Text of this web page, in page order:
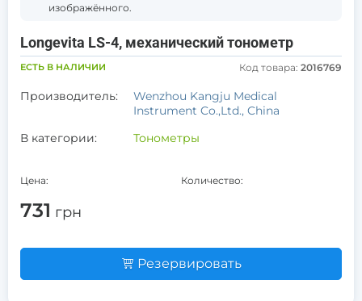
изображённого.
Longevita LS-4, механический тонометр
ЕСТЬ В НАЛИЧИИ Код товара: 2016769
Производитель:
Wenzhou Kangju Medical
Instrument Co.,Ltd., China
В категории:
Тонометры
Цена:
731 грн
Количество:
Резервировать